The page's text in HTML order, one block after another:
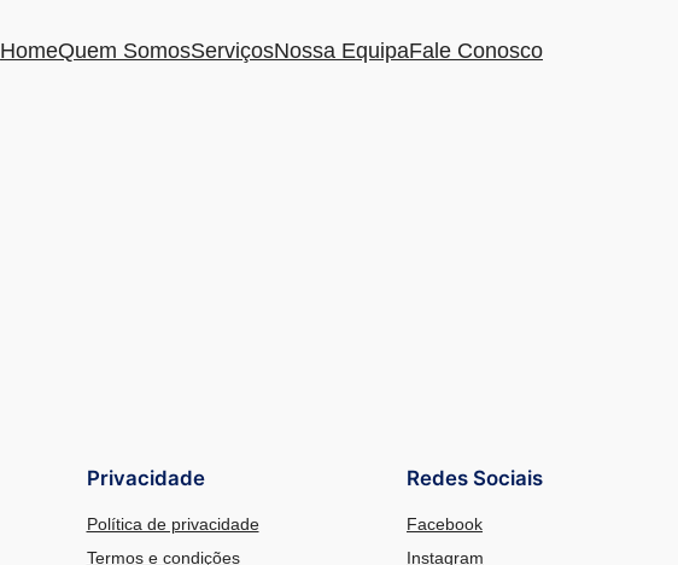
HomeQuem SomosServiçosNossa EquipaFale Conosco
Privacidade
Política de privacidade
Termos e condições
Redes Sociais
Facebook
Instagram